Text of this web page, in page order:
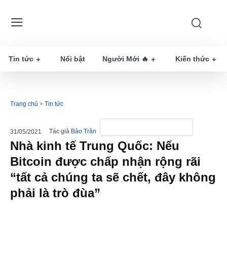
Tin tức Nổi bật Người Mới 🔥 Kiến thức
Trang chủ Tin tức
31/05/2021 Tác giả Bảo Trân
Nhà kinh tế Trung Quốc: Nếu
Bitcoin được chấp nhận rộng rãi
“tất cả chúng ta sẽ chết, đây không
phải là trò đùa”